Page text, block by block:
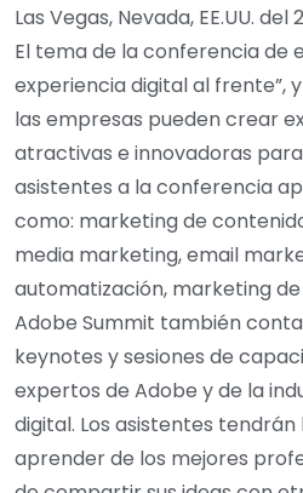
Las Vegas, Nevada, EE.UU.
El tema de la conferencia de
experiencia digital al frente”,
las empresas pueden crear
atractivas e innovadoras para
asistentes a la conferencia
como: marketing de
media marketing, email
automatización, marketing
Adobe Summit también
keynotes y sesiones de
expertos de Adobe y de la
digital. Los asistentes
aprender de los mejores